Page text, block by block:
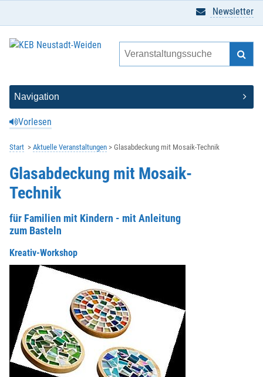
Vorlesen
Newsletter
Start Aktuelle Veranstaltungen Glasabdeckung mit Mosaik-Technik
Glasabdeckung mit Mosaik-
Technik
für Familien mit Kindern - mit Anleitung
zum Basteln
Kreativ-Workshop